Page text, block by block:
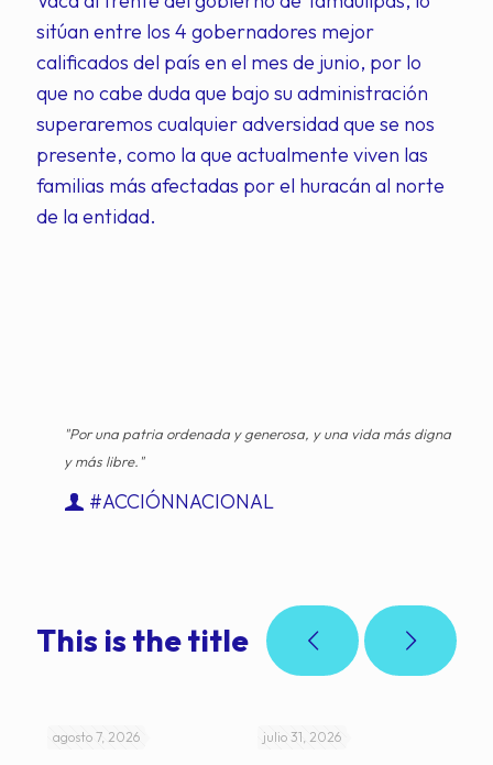
sitúan entre los 4 gobernadores mejor
calificados del país en el mes de junio, por lo
que no cabe duda que bajo su administración
superaremos cualquier adversidad que se nos
presente, como la que actualmente viven las
familias más afectadas por el huracán al norte
de la entidad.
"Por una patria ordenada y generosa, y una vida más digna
y más libre."
#ACCIÓNNACIONAL
This is the title
agosto 7, 2026 julio 31, 2026